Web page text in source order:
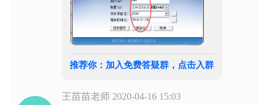
推荐你：加入免费答疑群，点击入群
王苗苗老师 2020-04-16 15:03